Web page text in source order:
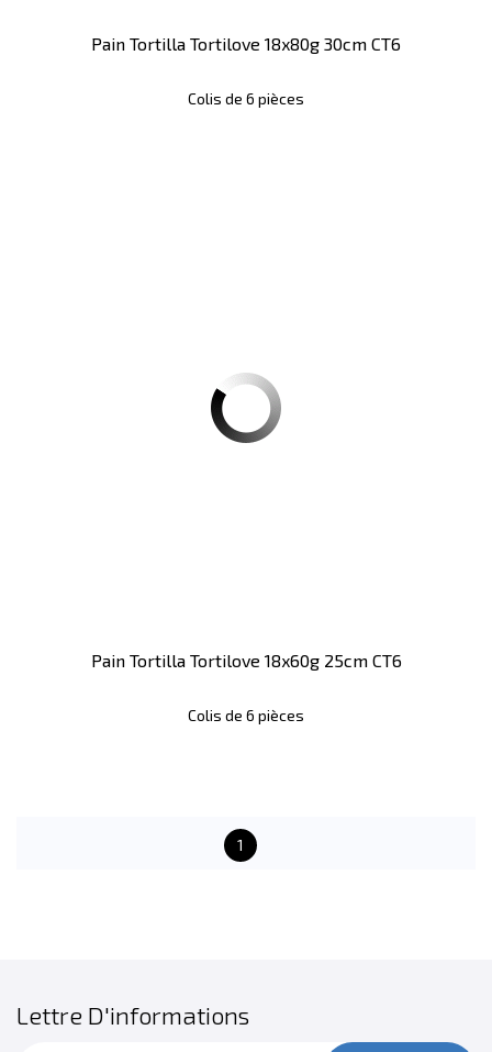
Pain Tortilla Tortilove 18x80g 30cm CT6
Colis de 6 pièces
Pain Tortilla Tortilove 18x60g 25cm CT6
Colis de 6 pièces
1
Lettre D'informations